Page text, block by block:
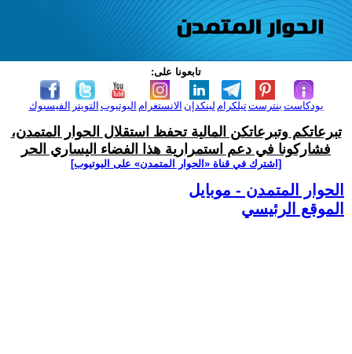
تابعونا على:
الفيسبوك التويتر اليوتيوب الانستغرام لينكدإن تيلكرامبنترست بودكاست
تبرعاتكم وتبرعاتكن المالية تحفظ استقلال الحوار المتمدن،
فشاركونا في دعم استمرارية هذا الفضاء اليساري الحر
[اشترك في قناة ‫«الحوار المتمدن» على اليوتيوب]
الحوار المتمدن - موبايل
الموقع الرئيسي